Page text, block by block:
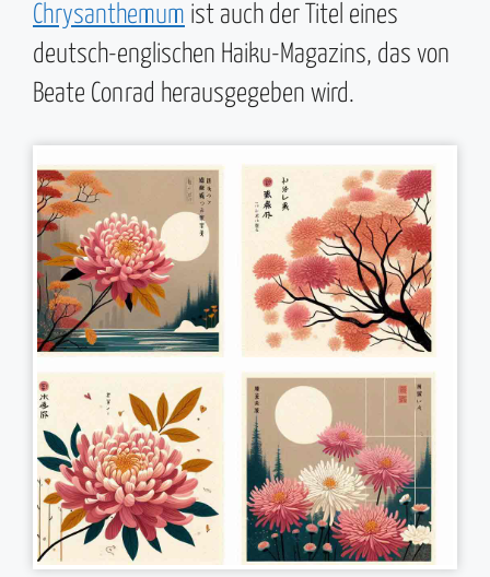
Chrysanthemum ist auch der Titel eines
deutsch-englischen Haiku-Magazins, das von
Beate Conrad herausgegeben wird.